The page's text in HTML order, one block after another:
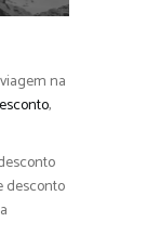
na
,
desconto